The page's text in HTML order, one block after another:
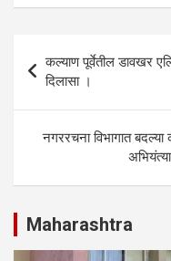
at
A
p
p
ce
b
o
o
k
ke
n
navigation
कल्याण पूर्वेतील डावखर
दिलासा ।
नगररचना विभागात
Maharashtra